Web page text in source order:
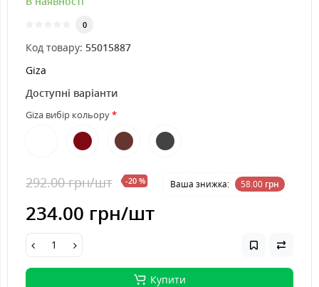
0
Код товару: 55015887
Giza
Доступні варіанти
Giza вибір кольору
292.00 грн/шт -20 % Ваша знижка: 58.00 грн
234.00 грн/шт
Купити